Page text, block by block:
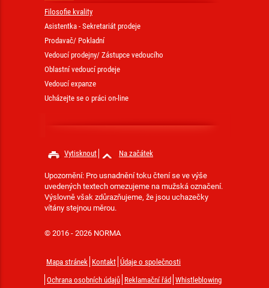
Filosofie kvality
Asistentka - Sekretariát prodeje
Prodavač/ Pokladní
Vedoucí prodejny/ Zástupce vedoucího
Oblastní vedoucí prodeje
Vedoucí expanze
Ucházejte se o práci on-line
Vytisknout Na začátek
Upozornění: Pro usnadnění toku čtení se ve výše
uvedených textech omezujeme na mužská označení.
Výslovně však zdůrazňujeme, že jsou uchazečky
vítány stejnou měrou.
© 2016 - 2026 NORMA
Mapa stránek Kontakt Údaje o společnosti
Ochrana osobních údajů Reklamační řád Whistleblowing